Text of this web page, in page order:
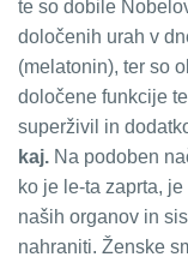
te so dobile
določenih urah v
(melatonin), ter so
določene funkcije
superživil in
kaj. Na podoben
ko je le-ta zaprta,
naših organov in
nahraniti. Ženske